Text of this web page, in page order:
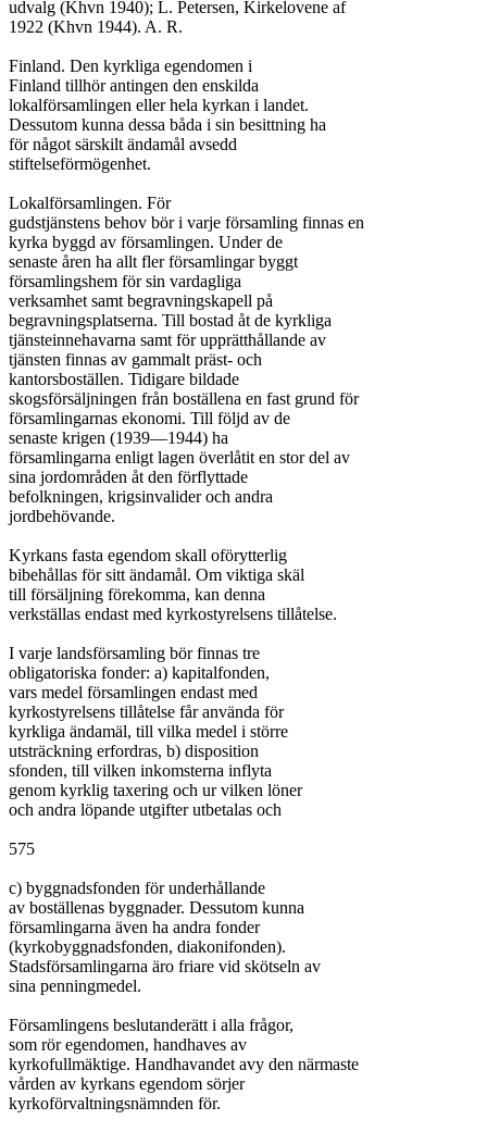
udvalg (Khvn 1940); L. Petersen, Kirkelovene af
1922 (Khvn 1944). A. R.
Finland. Den kyrkliga egendomen i
Finland tillhör antingen den enskilda
lokalförsamlingen eller hela kyrkan i landet.
Dessutom kunna dessa båda i sin besittning ha
för något särskilt ändamål avsedd
stiftelseförmögenhet.
Lokalförsamlingen. För
gudstjänstens behov bör i varje församling finnas en
kyrka byggd av församlingen. Under de
senaste åren ha allt fler församlingar byggt
församlingshem för sin vardagliga
verksamhet samt begravningskapell på
begravningsplatserna. Till bostad åt de kyrkliga
tjänsteinnehavarna samt för upprätthållande av
tjänsten finnas av gammalt präst- och
kantorsboställen. Tidigare bildade
skogsförsäljningen från boställena en fast grund för
församlingarnas ekonomi. Till följd av de
senaste krigen (1939—1944) ha
församlingarna enligt lagen överlåtit en stor del av
sina jordområden åt den förflyttade
befolkningen, krigsinvalider och andra
jordbehövande.
Kyrkans fasta egendom skall oförytterlig
bibehållas för sitt ändamål. Om viktiga skäl
till försäljning förekomma, kan denna
verkställas endast med kyrkostyrelsens tillåtelse.
I varje landsförsamling bör finnas tre
obligatoriska fonder: a) kapitalfonden,
vars medel församlingen endast med
kyrkostyrelsens tillåtelse får använda för
kyrkliga ändamäl, till vilka medel i större
utsträckning erfordras, b) disposition
sfonden, till vilken inkomsterna inflyta
genom kyrklig taxering och ur vilken löner
och andra löpande utgifter utbetalas och
575
c) byggnadsfonden för underhållande
av boställenas byggnader. Dessutom kunna
församlingarna även ha andra fonder
(kyrkobyggnadsfonden, diakonifonden).
Stadsförsamlingarna äro friare vid skötseln av
sina penningmedel.
Församlingens beslutanderätt i alla frågor,
som rör egendomen, handhaves av
kyrkofullmäktige. Handhavandet avy den närmaste
vården av kyrkans egendom sörjer
kyrkoförvaltningsnämnden för.